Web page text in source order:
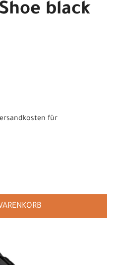
black
für